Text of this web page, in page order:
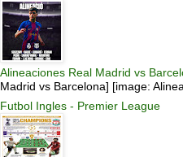
Alineaciones Real Madrid vs
Madrid vs Barcelona] [image:
Futbol Ingles - Premier League